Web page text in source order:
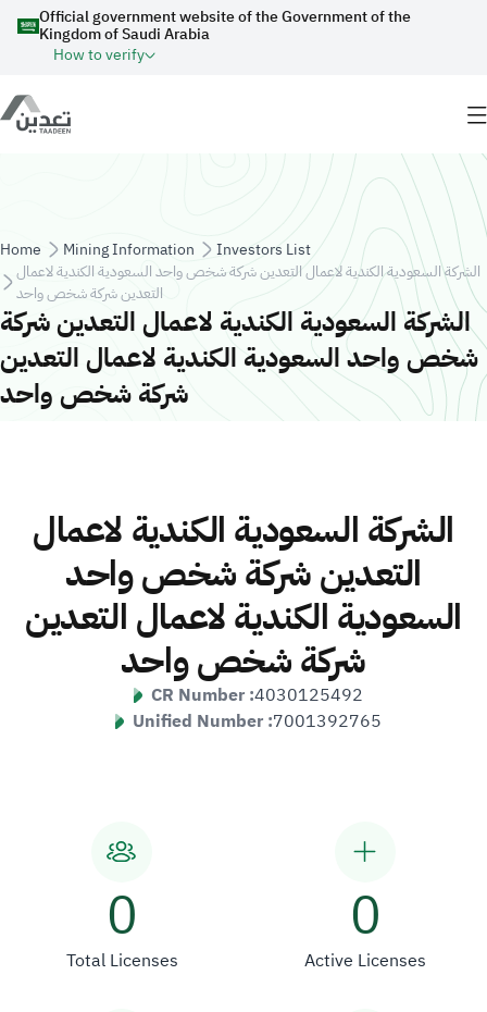
Skip to main content
Official government website of the Government of the
Kingdom of Saudi Arabia
How to verify
Breadcrumb
Home Mining Information
Investors List
الشركة السعودية الكندية لاعمال التعدين شركة شخص واحد السعودية الكندية لاعمال
التعدين شركة شخص واحد
الشركة السعودية الكندية لاعمال التعدين شركة
شخص واحد السعودية الكندية لاعمال التعدين
شركة شخص واحد
الشركة السعودية الكندية لاعمال
التعدين شركة شخص واحد
السعودية الكندية لاعمال التعدين
شركة شخص واحد
CR Number :4030125492
Unified Number :7001392765
0
Total Licenses
0
Active Licenses